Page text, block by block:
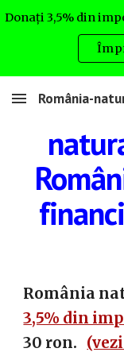
Skip to main content
România-
România
3,5% din
30 ron.